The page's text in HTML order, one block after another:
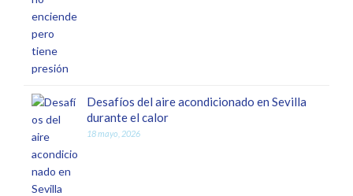
Desafíos del aire acondicionado en Sevilla
durante el calor
18 mayo, 2026